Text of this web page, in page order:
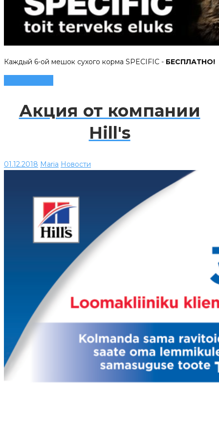
Каждый 6-ой мешок сухого корма SPECIFIC - БЕСПЛАТНО!
Акция от компании
Hill's
01.12.2018 Maria Новости